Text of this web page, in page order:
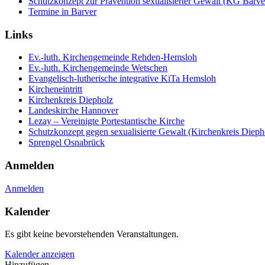
Termine in Barver
Links
Ev.-luth. Kirchengemeinde Rehden-Hemsloh
Ev.-luth. Kirchengemeinde Wetschen
Evangelisch-lutherische integrative KiTa Hemsloh
Kircheneintritt
Kirchenkreis Diepholz
Landeskirche Hannover
Lezay – Vereinigte Portestantische Kirche
Schutzkonzept gegen sexualisierte Gewalt (Kirchenkreis
Sprengel Osnabrück
Anmelden
Anmelden
Kalender
Es gibt keine bevorstehenden Veranstaltungen.
Kalender anzeigen